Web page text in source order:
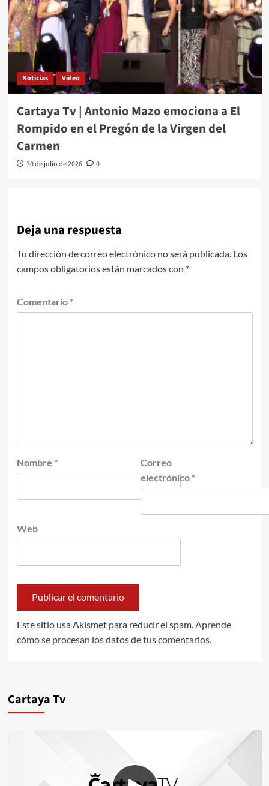
Noticias Video
Cartaya Tv | Antonio Mazo emociona a El
Rompido en el Pregón de la Virgen del
Carmen
30 de julio de 2026 0
Deja una respuesta
Tu dirección de correo electrónico no será publicada. Los
campos obligatorios están marcados con *
Comentario *
Nombre *
Correo
electrónico *
Web
Este sitio usa Akismet para reducir el spam. Aprende
cómo se procesan los datos de tus comentarios.
Cartaya Tv